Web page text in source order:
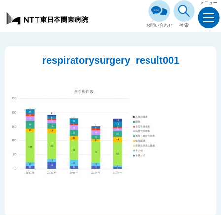
お問い合わせ 検索
メニュー
respiratorysurgery_result001